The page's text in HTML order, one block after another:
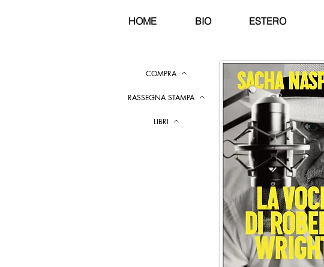
HOME BIO ESTERO
COMPRA
RASSEGNA STAMPA
LIBRI